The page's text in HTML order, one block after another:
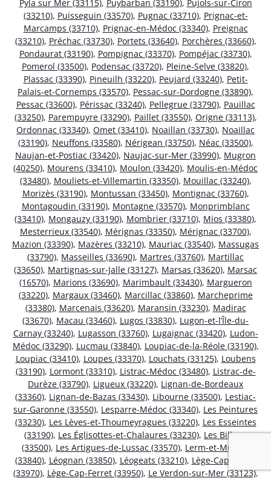
Pyla sur Mer (33115), Puybarban (33190), Pujols-sur-Ciron
(33210), Puisseguin (33570), Pugnac (33710), Prignac-et-
Marcamps (33710), Prignac-en-Médoc (33340), Preignac
(33210), Préchac (33730), Portets (33640), Porchères (33660),
Pondaurat (33190), Pompignac (33370), Pompéjac (33730),
Pomerol (33500), Podensac (33720), Pleine-Selve (33820),
Plassac (33390), Pineuilh (33220), Peujard (33240), Petit-
Palais-et-Cornemps (33570), Pessac-sur-Dordogne (33890),
Pessac (33600), Périssac (33240), Pellegrue (33790), Pauillac
(33250), Parempuyre (33290), Paillet (33550), Origne (33113),
Ordonnac (33340), Omet (33410), Noaillan (33730), Noaillac
(33190), Neuffons (33580), Nérigean (33750), Néac (33500),
Naujan-et-Postiac (33420), Naujac-sur-Mer (33990), Mugron
(40250), Mourens (33410), Moulon (33420), Moulis-en-Médoc
(33480), Mouliets-et-Villemartin (33350), Mouillac (33240),
Morizès (33190), Montussan (33450), Montignac (33760),
Montagoudin (33190), Montagne (33570), Monprimblanc
(33410), Mongauzy (33190), Mombrier (33710), Mios (33380),
Mesterrieux (33540), Mérignas (33350), Mérignac (33700),
Mazion (33390), Mazères (33210), Mauriac (33540), Massugas
(33790), Masseilles (33690), Martres (33760), Martillac
(33650), Martignas-sur-Jalle (33127), Marsas (33620), Marsac
(16570), Marions (33690), Marimbault (33430), Margueron
(33220), Margaux (33460), Marcillac (33860), Marcheprime
(33380), Marcenais (33620), Maransin (33230), Madirac
(33670), Macau (33460), Lugos (33830), Lugon-et-l’Île-du-
Carnay (33240), Lugasson (33760), Lugaignac (33420), Ludon-
Médoc (33290), Lucmau (33840), Loupiac-de-la-Réole (33190),
Loupiac (33410), Loupes (33370), Louchats (33125), Loubens
(33190), Lormont (33310), Listrac-Médoc (33480), Listrac-de-
Durèze (33790), Ligueux (33220), Lignan-de-Bordeaux
(33360), Lignan-de-Bazas (33430), Libourne (33500), Lestiac-
sur-Garonne (33550), Lesparre-Médoc (33340), Les Peintures
(33230), Les Lèves-et-Thoumeyragues (33220), Les Esseintes
(33190), Les Églisottes-et-Chalaures (33230), Les Billaux
(33500), Les Artigues-de-Lussac (33570), Lerm-et-Musset
(33840), Léognan (33850), Léogeats (33210), Lège-Cap-Ferret
(33970), Lège-Cap-Ferret (33950), Le Verdon-sur-Mer (33123),